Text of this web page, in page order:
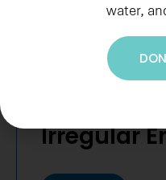
EEUU
$685
Irregular
water,